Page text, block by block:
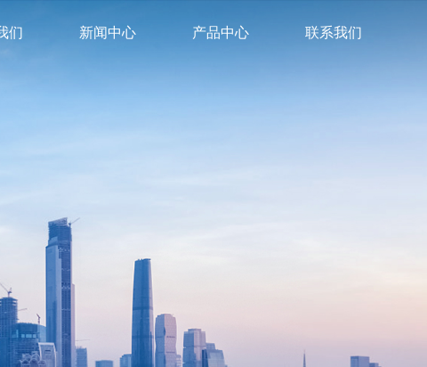
们 新闻中心 产品中心 联系我们